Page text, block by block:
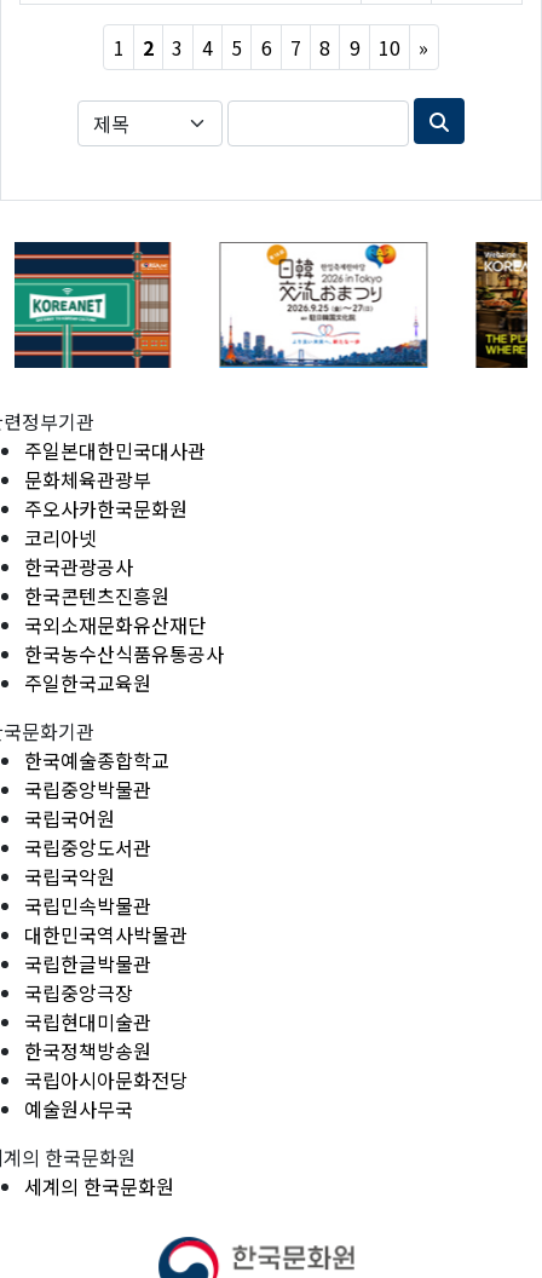
1 2 3 4 5 6 7 8 9 10 »
정부기관
주일본대한민국대사관
문화체육관광부
주오사카한국문화원
코리아넷
한국관광공사
한국콘텐츠진흥원
국외소재문화유산재단
한국농수산식품유통공사
주일한국교육원
문화기관
한국예술종합학교
국립중앙박물관
국립국어원
국립중앙도서관
국립국악원
국립민속박물관
대한민국역사박물관
국립한글박물관
국립중앙극장
국립현대미술관
한국정책방송원
국립아시아문화전당
예술원사무국
의 한국문화원
세계의 한국문화원